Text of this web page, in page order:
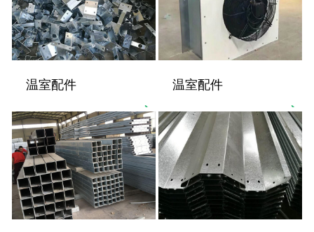
温室配件 温室配件